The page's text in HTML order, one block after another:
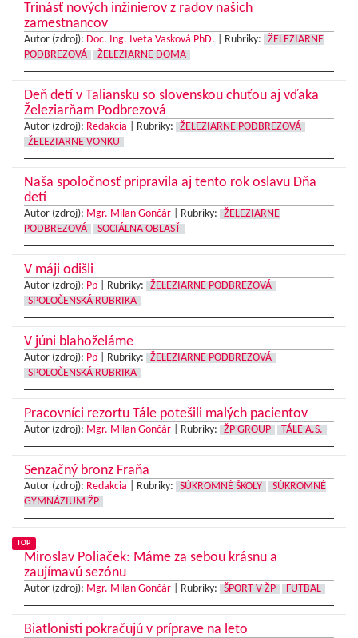
Trinásť nových inžinierov z radov našich
zamestnancov
Autor (zdroj): Doc. Ing. Iveta Vasková PhD. Rubriky:
ŽELEZIARNE
PODBREZOVÁ
ŽELEZIARNE DOMA
Deň detí v Taliansku so slovenskou chuťou aj vďaka
Železiarňam Podbrezová
Autor (zdroj): Redakcia Rubriky:
ŽELEZIARNE PODBREZOVÁ
ŽELEZIARNE VONKU
Naša spoločnosť pripravila aj tento rok oslavu Dňa
detí
Autor (zdroj): Mgr. Milan Gončár Rubriky:
ŽELEZIARNE
PODBREZOVÁ
SOCIÁLNA OBLASŤ
V máji odišli
Autor (zdroj): Pp Rubriky:
ŽELEZIARNE PODBREZOVÁ
SPOLOČENSKÁ RUBRIKA
V júni blahoželáme
Autor (zdroj): Pp Rubriky:
ŽELEZIARNE PODBREZOVÁ
SPOLOČENSKÁ RUBRIKA
Pracovníci rezortu Tále potešili malých pacientov
Autor (zdroj): Mgr. Milan Gončár Rubriky: ŽP GROUP TÁLE A.S.
Senzačný bronz Fraňa
Autor (zdroj): Redakcia Rubriky: SÚKROMNÉ ŠKOLY
SÚKROMNÉ
GYMNÁZIUM ŽP
TOP
Miroslav Poliaček: Máme za sebou krásnu a
zaujímavú sezónu
Autor (zdroj): Mgr. Milan Gončár Rubriky: ŠPORT V ŽP FUTBAL
Biatlonisti pokračujú v príprave na leto